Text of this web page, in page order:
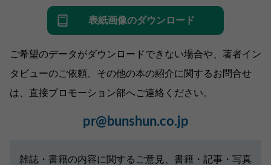
表紙画像のダウンロード
ご希望のデータがダウンロードできない場合や、著者イン
タビューのご依頼、その他の本の紹介に関するお問合せ
は、直接プロモーション部へご連絡ください。
pr@bunshun.co.jp
雑誌・書籍の内容に関するご意見、書籍・記事・写真